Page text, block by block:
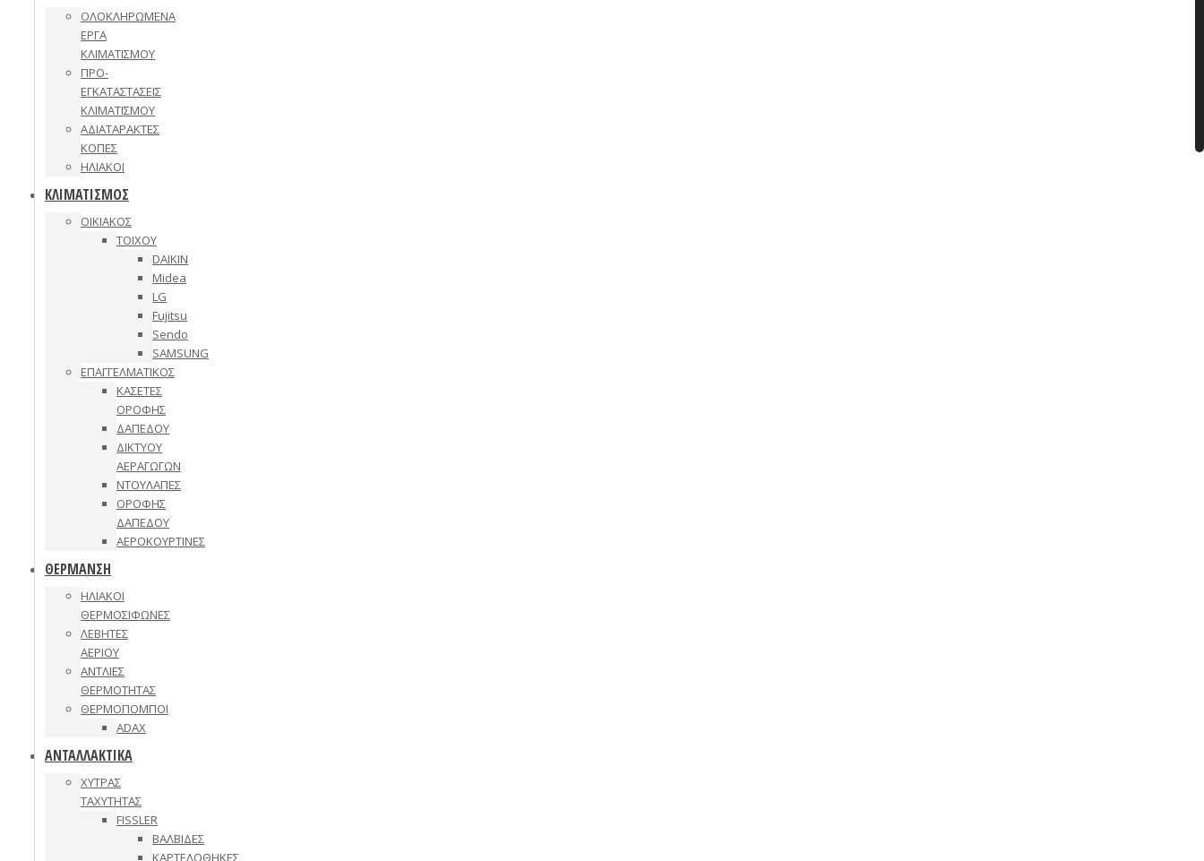
ΟΛΟΚΛΗΡΩΜΕΝΑ
ΕΡΓΑ
ΚΛΙΜΑΤΙΣΜΟΥ
ΠΡΟ-
ΕΓΚΑΤΑΣΤΑΣΕΙΣ
ΚΛΙΜΑΤΙΣΜΟΥ
ΑΔΙΑΤΑΡΑΚΤΕΣ
ΚΟΠΕΣ
ΗΛΙΑΚΟΙ
ΚΛΙΜΑΤΙΣΜΟΣ
ΟΙΚΙΑΚΟΣ
ΤΟΙΧΟΥ
DAIKIN
Midea
LG
Fujitsu
Sendo
SAMSUNG
ΕΠΑΓΓΕΛΜΑΤΙΚΟΣ
ΚΑΣΕΤΕΣ
ΟΡΟΦΗΣ
ΔΑΠΕΔΟΥ
ΔΙΚΤΥΟΥ
ΑΕΡΑΓΩΓΩΝ
ΝΤΟΥΛΑΠΕΣ
ΟΡΟΦΗΣ
ΔΑΠΕΔΟΥ
ΑΕΡΟΚΟΥΡΤΙΝΕΣ
ΘΕΡΜΑΝΣΗ
ΗΛΙΑΚΟΙ
ΘΕΡΜΟΣΙΦΩΝΕΣ
ΛΕΒΗΤΕΣ
ΑΕΡΙΟΥ
ΑΝΤΛΙΕΣ
ΘΕΡΜΟΤΗΤΑΣ
ΘΕΡΜΟΠΟΜΠΟΙ
ADAX
ΑΝΤΑΛΛΑΚΤΙΚΑ
ΧΥΤΡΑΣ
ΤΑΧΥΤΗΤΑΣ
FISSLER
ΒΑΛΒΙΔΕΣ
ΚΑΡΤΕΛΟΘΗΚΕΣ